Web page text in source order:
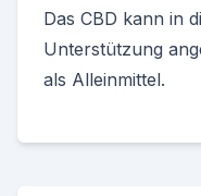
Das CBD kann in
Unterstützung
als Alleinmittel.